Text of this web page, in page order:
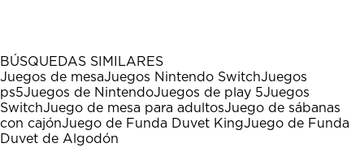
1
estrella
Esta
acción
abrirá
el
formulario
estrellas.
Esta
acción
abrirá
el
formulario
estrellas.
Esta
acción
abrirá
el
formulario
estrellas.
Esta
acción
abrirá
el
formulario
estrellas.
Esta
acción
abrirá
el
formulario
BÚSQUEDAS SIMILARES
Juegos de mesaJuegos Nintendo SwitchJuegos
ps5Juegos de NintendoJuegos de play 5Juegos
SwitchJuego de mesa para adultosJuego de sábanas
con cajónJuego de Funda Duvet KingJuego de Funda
Duvet de Algodón